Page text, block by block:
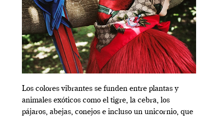
Los colores vibrantes se funden entre plantas y
animales exóticos como el tigre, la cebra, los
pájaros, abejas, conejos e incluso un unicornio, que